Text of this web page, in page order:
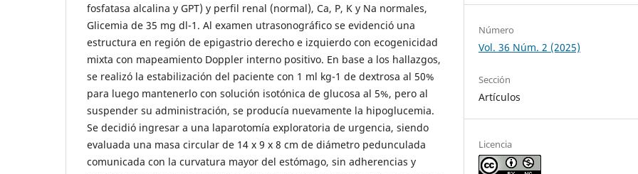
fosfatasa alcalina y GPT) y perfil renal (normal), Ca, P, K y Na normales,
Glicemia de 35 mg dl-1. Al examen utrasonográfico se evidenció una
estructura en región de epigastrio derecho e izquierdo con ecogenicidad
mixta con mapeamiento Doppler interno positivo. En base a los hallazgos,
se realizó la estabilización del paciente con 1 ml kg-1 de dextrosa al 50%
para luego mantenerlo con solución isotónica de glucosa al 5%, pero al
suspender su administración, se producía nuevamente la hipoglucemia.
Se decidió ingresar a una laparotomía exploratoria de urgencia, siendo
evaluada una masa circular de 14 x 9 x 8 cm de diámetro pedunculada
comunicada con la curvatura mayor del estómago, sin adherencias y
Número
Vol. 36 Núm. 2 (2025)
Sección
Artículos
Licencia